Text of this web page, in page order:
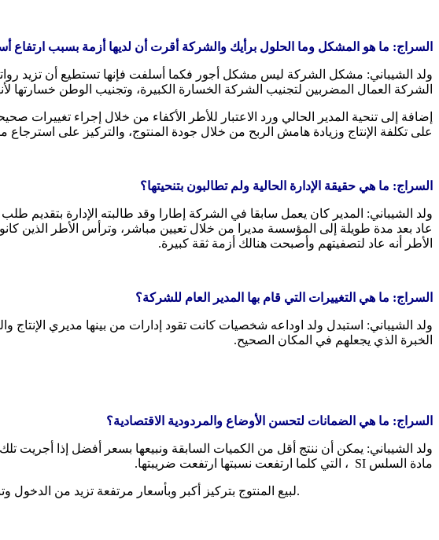
السراج: ما هو المشكل وما الحلول برأيك والشركة أقرت أن لديها أزمة بسبب ارتفاع
ولد الشيباني: مشكل الشركة ليس مشكل أجور فكما أسلفت فإنها تستطيع أن تزيد
الشركة العمال المضربين لتجنيب الشركة الخسارة الكبيرة، وتجنيب الوطن خسارتها
إضافة إلى تنحية المدير الحالي ورد الاعتبار للأطر الأكفاء من خلال إجراء
على تكلفة الإنتاج وزيادة هامش الربح من خلال جودة المنتوج، والتركيز على
السراج: ما هي حقيقة الإدارة الحالية ولم تطالبون بتنحيتها؟
ولد الشيباني: المدير كان يعمل سابقا في الشركة إطارا وقد طالبته الإدارة
عاد بعد مدة طويلة إلى المؤسسة مديرا من خلال تعيين مباشر، وترأس الأطر
الأطر أنه عاد لتصفيتهم وأصبحت هنالك أزمة ثقة كبيرة.
السراج: ما هي التغييرات التي قام بها المدير العام للشركة؟
ولد الشيباني: استبدل ولد اوداعه شخصيات كانت تقود إدارات من بينها مديري الإنتاج
الخبرة الذي يجعلهم في المكان الصحيح.
السراج: ما هي الضمانات لتحسن الأوضاع والمردودية الاقتصادية؟
مادة السلس SI ، التي كلما ارتفعت نسبتها ارتفعت ضريبتها.
يمكن التحكم في المصنع للإنتاج 3.5 مليون طن بتركيز 67 % من الحديد Fe و3.5% من مادة السلس Si لبيع المنتوج بتركيز أكبر وبأسعار مرتفعة تزيد من الدخول وتنقص من تكلفة النقل.